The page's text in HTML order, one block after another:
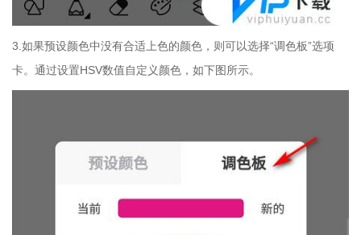
3.如果预设颜色中没有合适上色的颜色，则可以选择“调色板”选项
卡。通过设置HSV数值自定义颜色，如下图所示。